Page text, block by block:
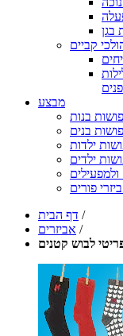
בגן
קביים
מבצע
בנות
בנים
ילדות
ילדים
פורים
דף הבית /
אביזרים /
לבוש קטנים